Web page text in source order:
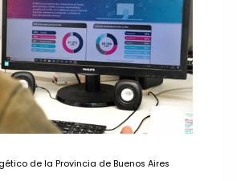
de la Provincia de Buenos Aires